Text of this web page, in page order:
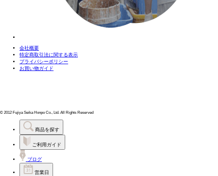
会社概要
特定商取引法に関する表示
プライバシーポリシー
お買い物ガイド
© 2012 Fujiya Seika Honpo Co., Ltd. All Rights Reserved
商品を探す
ご利用ガイド
ブログ
営業日